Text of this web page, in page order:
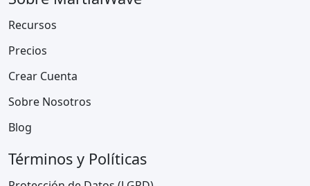
Recursos
Precios
Crear Cuenta
Sobre Nosotros
Blog
Términos y Políticas